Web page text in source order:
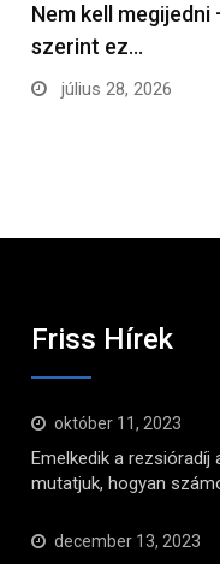
Nem kell
szerint ez…
július 28, 2026
Friss Hírek
október 11, 2023
Emelkedik a rezsióradíj
mutatjuk, hogyan
december 13, 2023